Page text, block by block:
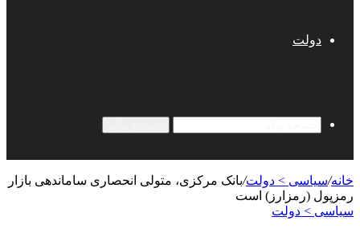
دولت
خانه/سیاسی > دولت/بانک مرکزی، متولی انحصاری ساماندهی بازار
رمزپول (رمزارز) است
سیاسی > دولت